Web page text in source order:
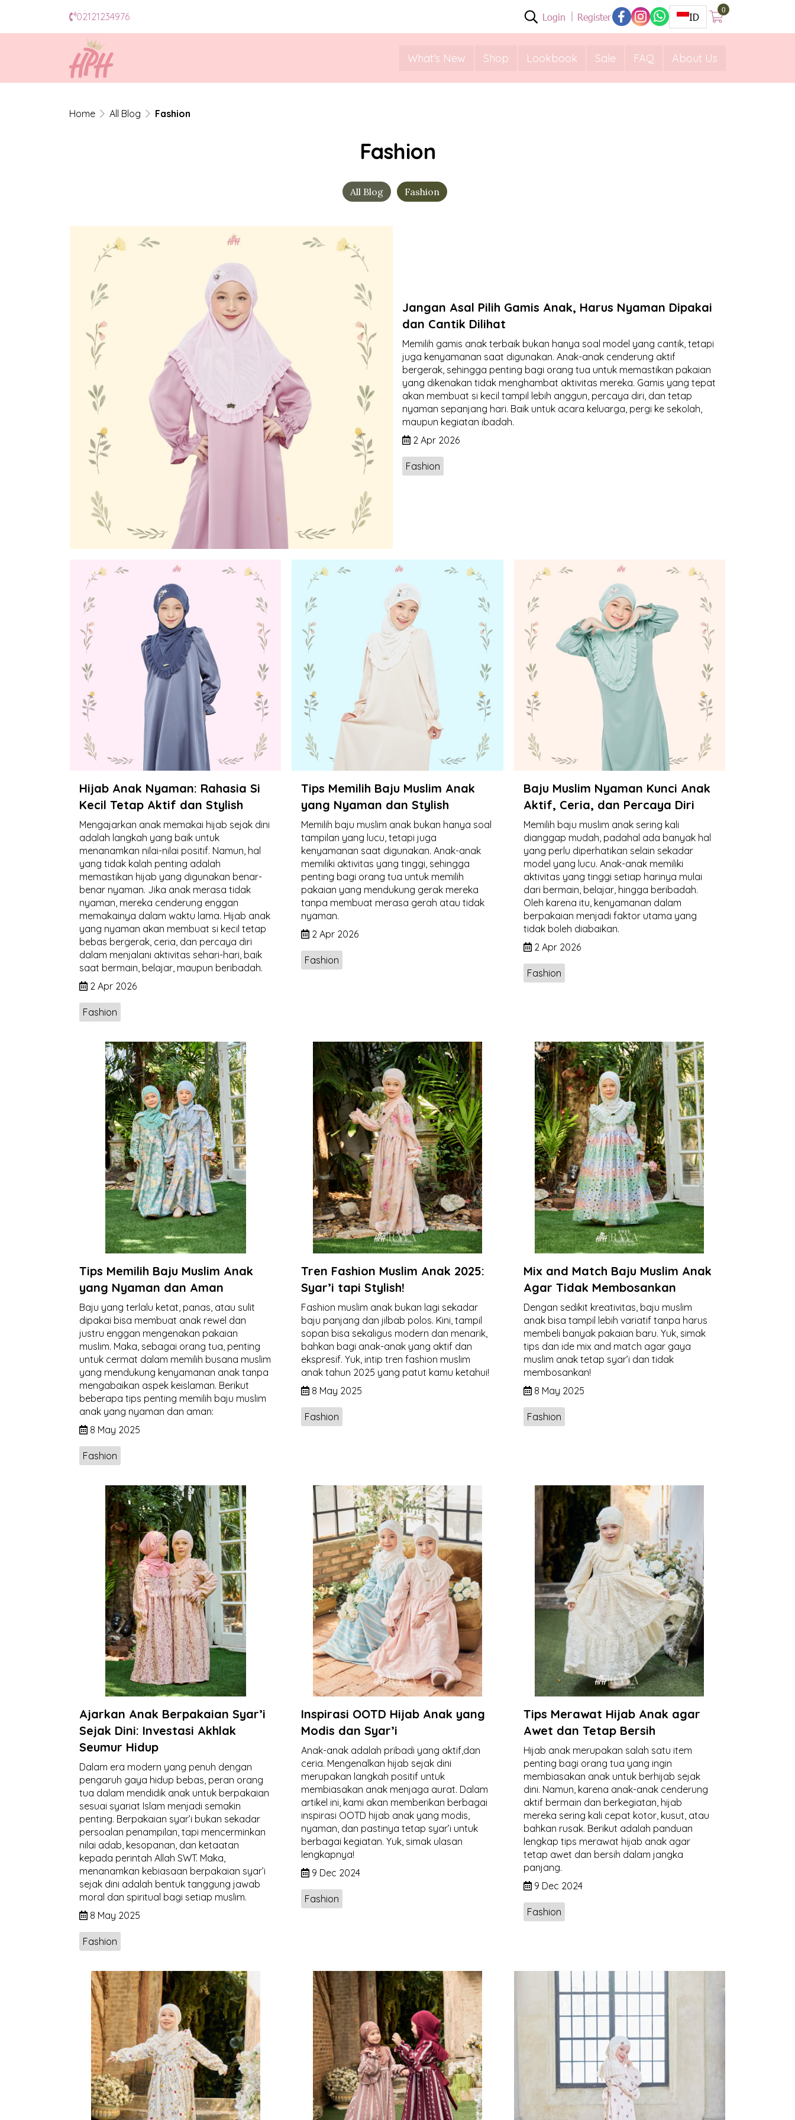
02121234976 Login Register ID
0
What's New Shop Lookbook Sale FAQ About Us
Home All Blog Fashion
Fashion
All Blog Fashion
Jangan Asal Pilih Gamis Anak, Harus Nyaman Dipakai
dan Cantik Dilihat
Memilih gamis anak terbaik bukan hanya soal model yang cantik, tetapi
juga kenyamanan saat digunakan. Anak-anak cenderung aktif
bergerak, sehingga penting bagi orang tua untuk memastikan pakaian
yang dikenakan tidak menghambat aktivitas mereka. Gamis yang tepat
akan membuat si kecil tampil lebih anggun, percaya diri, dan tetap
nyaman sepanjang hari. Baik untuk acara keluarga, pergi ke sekolah,
maupun kegiatan ibadah.
2 Apr 2026
Fashion
Hijab Anak Nyaman: Rahasia Si
Kecil Tetap Aktif dan Stylish
Mengajarkan anak memakai hijab sejak dini
adalah langkah yang baik untuk
menanamkan nilai-nilai positif. Namun, hal
yang tidak kalah penting adalah
memastikan hijab yang digunakan benar-
benar nyaman. Jika anak merasa tidak
nyaman, mereka cenderung enggan
memakainya dalam waktu lama. Hijab anak
yang nyaman akan membuat si kecil tetap
bebas bergerak, ceria, dan percaya diri
dalam menjalani aktivitas sehari-hari, baik
saat bermain, belajar, maupun beribadah.
2 Apr 2026
Fashion
Tips Memilih Baju Muslim Anak
yang Nyaman dan Stylish
Memilih baju muslim anak bukan hanya soal
tampilan yang lucu, tetapi juga
kenyamanan saat digunakan. Anak-anak
memiliki aktivitas yang tinggi, sehingga
penting bagi orang tua untuk memilih
pakaian yang mendukung gerak mereka
tanpa membuat merasa gerah atau tidak
nyaman.
2 Apr 2026
Fashion
Baju Muslim Nyaman Kunci Anak
Aktif, Ceria, dan Percaya Diri
Memilih baju muslim anak sering kali
dianggap mudah, padahal ada banyak hal
yang perlu diperhatikan selain sekadar
model yang lucu. Anak-anak memiliki
aktivitas yang tinggi setiap harinya mulai
dari bermain, belajar, hingga beribadah.
Oleh karena itu, kenyamanan dalam
berpakaian menjadi faktor utama yang
tidak boleh diabaikan.
2 Apr 2026
Fashion
Tips Memilih Baju Muslim Anak
yang Nyaman dan Aman
Baju yang terlalu ketat, panas, atau sulit
dipakai bisa membuat anak rewel dan
justru enggan mengenakan pakaian
muslim. Maka, sebagai orang tua, penting
untuk cermat dalam memilih busana muslim
yang mendukung kenyamanan anak tanpa
mengabaikan aspek keislaman. Berikut
beberapa tips penting memilih baju muslim
anak yang nyaman dan aman:
8 May 2025
Fashion
Tren Fashion Muslim Anak 2025:
Syar’i tapi Stylish!
Fashion muslim anak bukan lagi sekadar
baju panjang dan jilbab polos. Kini, tampil
sopan bisa sekaligus modern dan menarik,
bahkan bagi anak-anak yang aktif dan
ekspresif. Yuk, intip tren fashion muslim
anak tahun 2025 yang patut kamu ketahui!
8 May 2025
Fashion
Mix and Match Baju Muslim Anak
Agar Tidak Membosankan
Dengan sedikit kreativitas, baju muslim
anak bisa tampil lebih variatif tanpa harus
membeli banyak pakaian baru. Yuk, simak
tips dan ide mix and match agar gaya
muslim anak tetap syar’i dan tidak
membosankan!
8 May 2025
Fashion
Ajarkan Anak Berpakaian Syar’i
Sejak Dini: Investasi Akhlak
Seumur Hidup
Dalam era modern yang penuh dengan
pengaruh gaya hidup bebas, peran orang
tua dalam mendidik anak untuk berpakaian
sesuai syariat Islam menjadi semakin
penting. Berpakaian syar’i bukan sekadar
persoalan penampilan, tapi mencerminkan
nilai adab, kesopanan, dan ketaatan
kepada perintah Allah SWT. Maka,
menanamkan kebiasaan berpakaian syar’i
sejak dini adalah bentuk tanggung jawab
moral dan spiritual bagi setiap muslim.
8 May 2025
Fashion
Inspirasi OOTD Hijab Anak yang
Modis dan Syar’i
Anak-anak adalah pribadi yang aktif,dan
ceria. Mengenalkan hijab sejak dini
merupakan langkah positif untuk
membiasakan anak menjaga aurat. Dalam
artikel ini, kami akan memberikan berbagai
inspirasi OOTD hijab anak yang modis,
nyaman, dan pastinya tetap syar’i untuk
berbagai kegiatan. Yuk, simak ulasan
lengkapnya!
9 Dec 2024
Fashion
Tips Merawat Hijab Anak agar
Awet dan Tetap Bersih
Hijab anak merupakan salah satu item
penting bagi orang tua yang ingin
membiasakan anak untuk berhijab sejak
dini. Namun, karena anak-anak cenderung
aktif bermain dan berkegiatan, hijab
mereka sering kali cepat kotor, kusut, atau
bahkan rusak. Berikut adalah panduan
lengkap tips merawat hijab anak agar
tetap awet dan bersih dalam jangka
panjang.
9 Dec 2024
Fashion